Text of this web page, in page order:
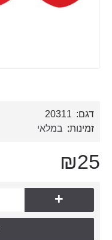
דגם: 20311
זמינות: במלאי
₪25
+